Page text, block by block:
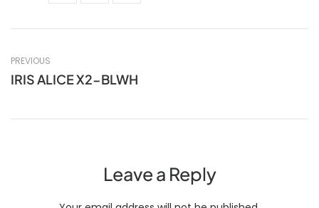
PREVIOUS
IRIS ALICE X2-BLWH
Leave a Reply